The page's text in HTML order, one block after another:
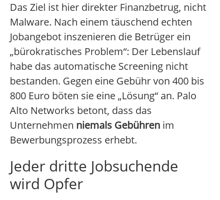
Das Ziel ist hier direkter Finanzbetrug, nicht
Malware. Nach einem täuschend echten
Jobangebot inszenieren die Betrüger ein
„bürokratisches Problem“: Der Lebenslauf
habe das automatische Screening nicht
bestanden. Gegen eine Gebühr von 400 bis
800 Euro böten sie eine „Lösung“ an. Palo
Alto Networks betont, dass das
Unternehmen niemals Gebühren im
Bewerbungsprozess erhebt.
Jeder dritte Jobsuchende
wird Opfer